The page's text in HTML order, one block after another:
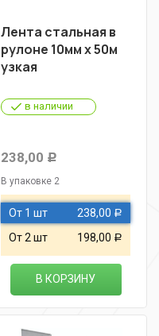
Лента стальная в
рулоне 10мм х 50м
узкая
в наличии
238,00 Р
В упаковке 2
От 1 шт 238,00 Р
От 2 шт 198,00 Р
В КОРЗИНУ